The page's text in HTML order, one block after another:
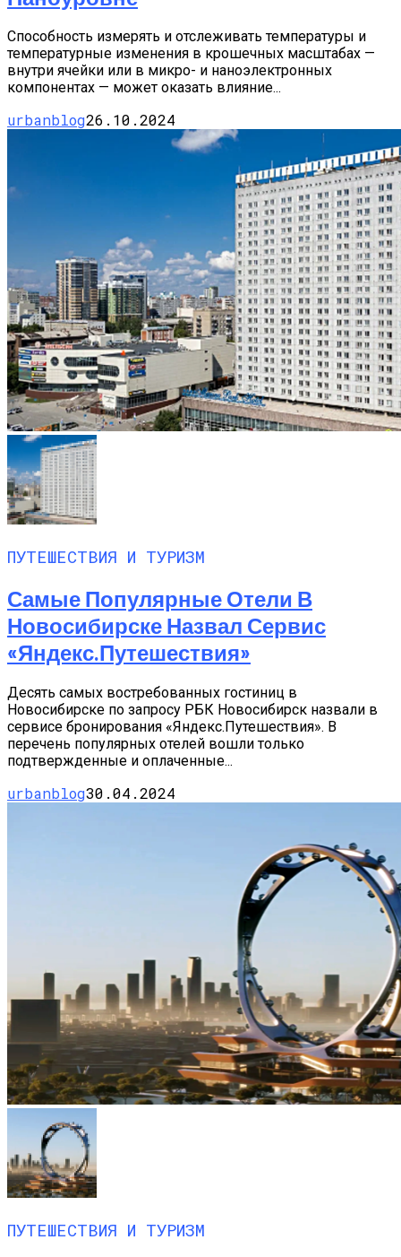
Способность измерять и отслеживать температуры и
температурные изменения в крошечных масштабах —
внутри ячейки или в микро- и наноэлектронных
компонентах — может оказать влияние...
urbanblog26.10.2024
ПУТЕШЕСТВИЯ И ТУРИЗМ
Самые Популярные Отели В
Новосибирске Назвал Сервис
«Яндекс.Путешествия»
Десять самых востребованных гостиниц в
Новосибирске по запросу РБК Новосибирск назвали в
сервисе бронирования «Яндекс.Путешествия». В
перечень популярных отелей вошли только
подтвержденные и оплаченные...
urbanblog30.04.2024
ПУТЕШЕСТВИЯ И ТУРИЗМ